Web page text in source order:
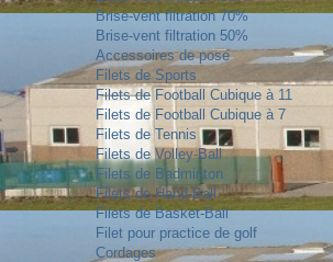
Brise-vent filtration 70%
Brise-vent filtration 50%
Accessoires de pose
Filets de Sports
Filets de Football Cubique à 11
Filets de Football Cubique à 7
Filets de Tennis
Filets de Volley-Ball
Filets de Badminton
Filets de Hand-Ball
Filets de Basket-Ball
Filet pour practice de golf
Cordages